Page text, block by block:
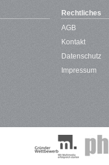
Rechtliches
AGB
Kontakt
Datenschutz
Impressum